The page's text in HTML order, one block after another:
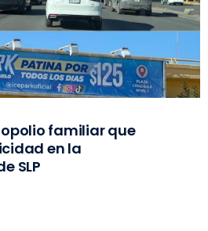
familiar que
en la
SLP